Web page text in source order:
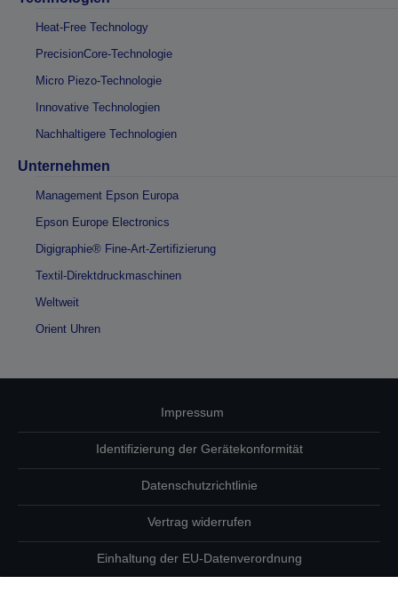
Heat-Free Technology
PrecisionCore-Technologie
Micro Piezo-Technologie
Innovative Technologien
Nachhaltigere Technologien
Unternehmen
Management Epson Europa
Epson Europe Electronics
Digigraphie® Fine-Art-Zertifizierung
Textil-Direktdruckmaschinen
Weltweit
Orient Uhren
Impressum
Identifizierung der Gerätekonformität
Datenschutzrichtlinie
Vertrag widerrufen
Einhaltung der EU-Datenverordnung